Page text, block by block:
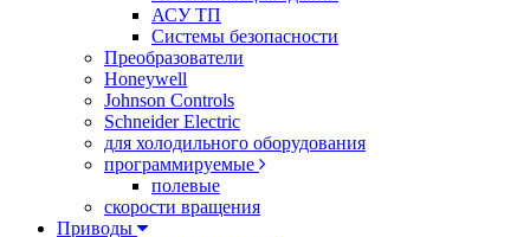
АСУ ТП
Системы безопасности
Преобразователи
Honeywell
Johnson Controls
Schneider Electric
для холодильного оборудования
программируемые
полевые
скорости вращения
Приводы